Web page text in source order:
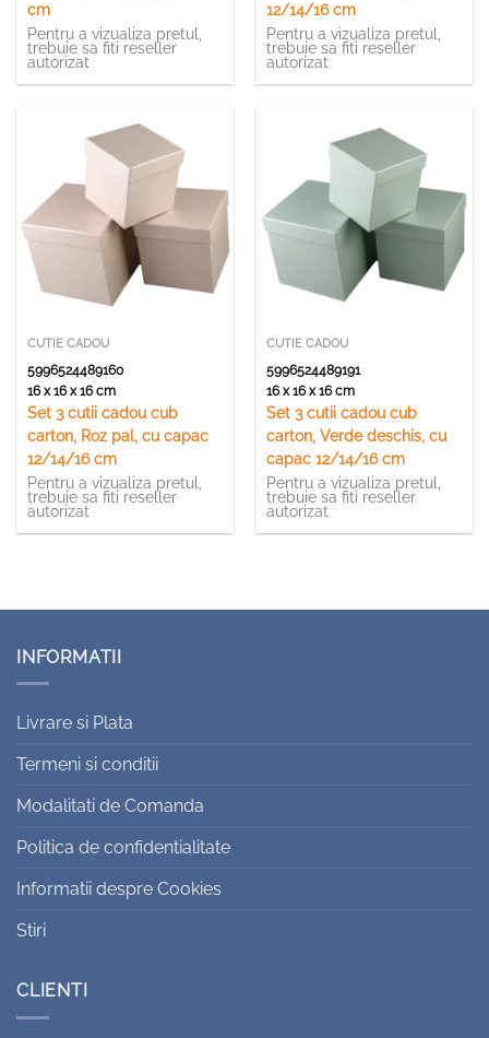
cm
Pentru a vizualiza pretul,
trebuie sa fiti reseller
autorizat
12/14/16 cm
Pentru a vizualiza pretul,
trebuie sa fiti reseller
autorizat
CUTIE CADOU
5996524489160
16 x 16 x 16 cm
Set 3 cutii cadou cub
carton, Roz pal, cu capac
12/14/16 cm
Pentru a vizualiza pretul,
trebuie sa fiti reseller
autorizat
CUTIE CADOU
5996524489191
16 x 16 x 16 cm
Set 3 cutii cadou cub
carton, Verde deschis, cu
capac 12/14/16 cm
Pentru a vizualiza pretul,
trebuie sa fiti reseller
autorizat
INFORMATII
Livrare si Plata
Termeni si conditii
Modalitati de Comanda
Politica de confidentialitate
Informatii despre Cookies
Stiri
CLIENTI